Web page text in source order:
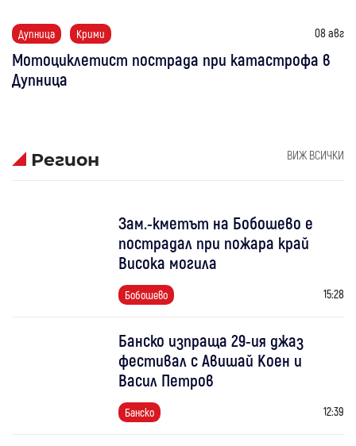
Дупница Крими 08 авг
Мотоциклетист пострада при катастрофа в
Дупница
Регион ВИЖ ВСИЧКИ
Зам.-кметът на Бобошево е
пострадал при пожара край
Висока могила
Бобошево 15:28
Банско изпраща 29-ия джаз
фестивал с Авишай Коен и
Васил Петров
Банско 12:39